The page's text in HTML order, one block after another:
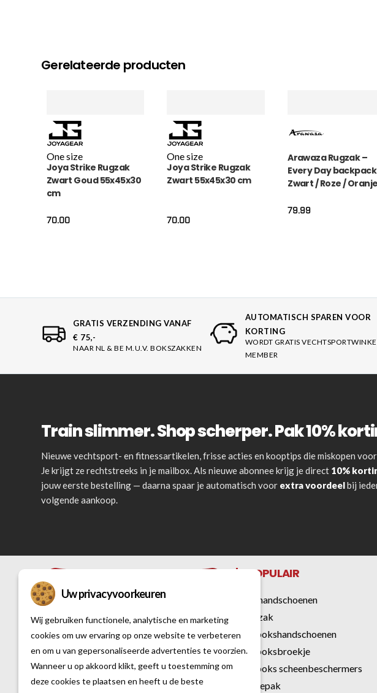
Gerelateerde producten
One size
Joya Strike Rugzak
Zwart Goud 55x45x30
cm
70.00
One size
Joya Strike Rugzak
Zwart 55x45x30 cm
70.00
Arawaza Rugzak –
Every Day
Zwart / Roze /
79.99
GRATIS VERZENDING VANAF
€ 75,-
NAAR NL & BE M.U.V. BOKSZAKKEN
AUTOMATISCH SPAREN VOOR
KORTING
WORDT GRATIS
MEMBER
Train slimmer. Shop scherper. Pak 10%
Nieuwe vechtsport- en fitnessartikelen, frisse acties en kooptips die miskopen
Je krijgt ze rechtstreeks in je mailbox. Als nieuwe abonnee krijg je direct 10%
jouw eerste bestelling — daarna spaar je automatisch voor extra voordeelbij
volgende aankoop.
Al sinds 2007 is Vechtsportwinkel dé
specialist op het gebied van vechtsport
POPULAIR
Bokshandschoenen
Bokszak
Kickbokshandschoenen
Kickboksbroekje
Kickboks scheenbeschermers
Karatepak
Uw privacyvoorkeuren
Wij gebruiken functionele, analytische en marketing
cookies om uw ervaring op onze website te verbeteren
en om u van gepersonaliseerde advertenties te voorzien.
Wanneer u op akkoord klikt, geeft u toestemming om
deze cookies te plaatsen en heeft u de beste